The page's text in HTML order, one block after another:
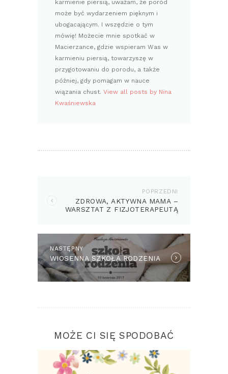
karmienie piersią, uważam, że poród
może być wydarzeniem pięknym i
ubogacającym. I wszędzie o tym
mówię! Możecie mnie spotkać w
Macierzance, gdzie wspieram Was w
karmieniu piersią, towarzyszę w
przygotowaniu do porodu, a także
później, gdy pomagam w nauce
wiązania chust. View all posts by Nina
Kwaśniewska
POPRZEDNI
ZDROWA, AKTYWNA MAMA –
WARSZTAT Z FIZJOTERAPEUTĄ
NASTĘPNYNext
post:
WIOSENNA SZKOŁA RODZENIA
MOŻE CI SIĘ SPODOBAĆ